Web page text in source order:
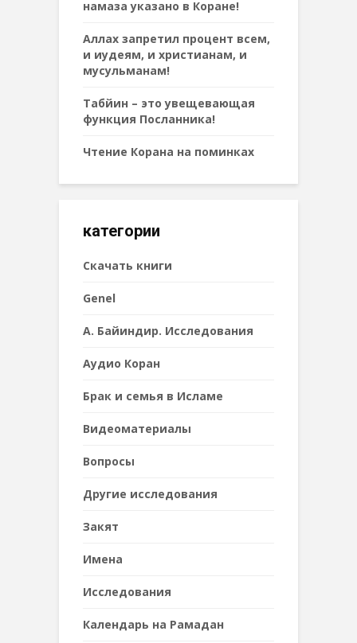
намаза указано в Коране!
Аллах запретил процент всем,
и иудеям, и христианам, и
мусульманам!
Табйин – это увещевающая
функция Посланника!
Чтение Корана на поминках
категории
Cкачать книги
Genel
А. Байиндир. Исследования
Аудио Коран
Брак и семья в Исламе
Видеоматериалы
Вопросы
Другие исследования
Закят
Имена
Исследования
Календарь на Рамадан